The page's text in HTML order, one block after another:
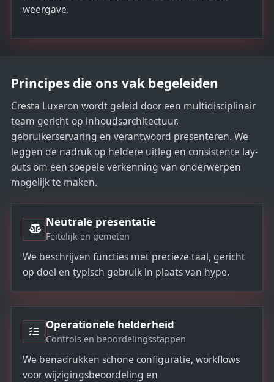
weergave.
Principes die ons vak begeleiden
Cresta Luxeron wordt geleid door een multidisciplinair
team gericht op inhoudsarchitectuur,
gebruikerservaring en verantwoord presenteren. We
leggen de nadruk op heldere uitleg en consistente lay-
outs om een soepele verkenning van onderwerpen
mogelijk te maken.
Neutrale presentatie
Feitelijk en gemeten
We beschrijven functies met precieze taal, gericht
op doel en typisch gebruik in plaats van hype.
Operationele helderheid
Controls en beoordelingsstappen
We benadrukken schone configuratie, workflows
voor wijzigingsbeoordeling en